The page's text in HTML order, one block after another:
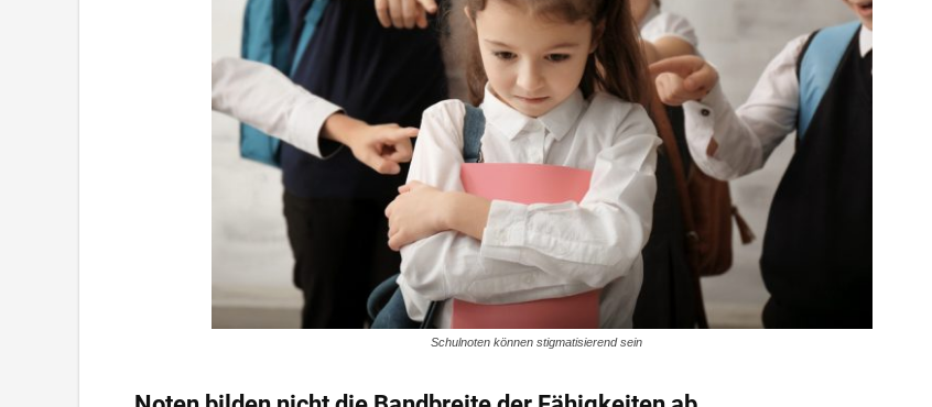
Schulnoten können stigmatisierend sein